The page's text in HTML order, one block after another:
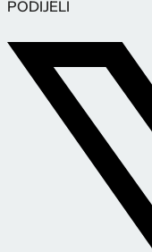
PODIJELI